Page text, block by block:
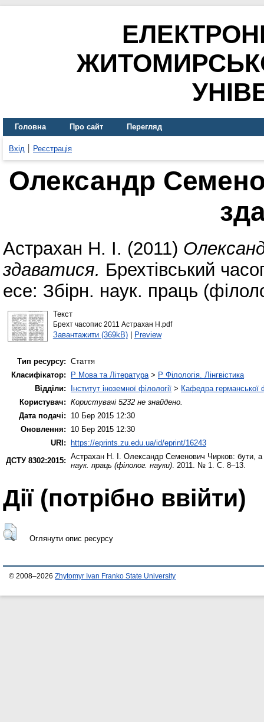
Головна Про сайт Перегляд
Вхід Реєстрація
Олександр
Астрахан Н. І. (2011)
здаватися. Брехтівський
есе: Збірн. наук. праць
Текст
Брехт часопис 2011 Астрахан Н.pdf
Завантажити (369kB)| Preview
Тип ресурсу: Стаття
Класифікатор:
P Мова та Література> P Філологія. Лінгвістика
Відділи:
Інститут іноземної філології > Кафедра германської
Користувач: Користувачі 5232 не знайдено.
Дата подачі:
10 Бер 2015 12:30
Оновлення:
10 Бер 2015 12:30
URI:
https://eprints.zu.edu.ua/id/eprint/16243
ДСТУ 8302:2015: Астрахан Н. І. Олександр Семенович Чирков: бути,
наук. праць (філолог. науки). 2011. № 1. С. 8–13.
Дії ​​(потрібно ввійти)
Оглянути опис ресурсу
© 2008–2026 Zhytomyr Ivan Franko State University